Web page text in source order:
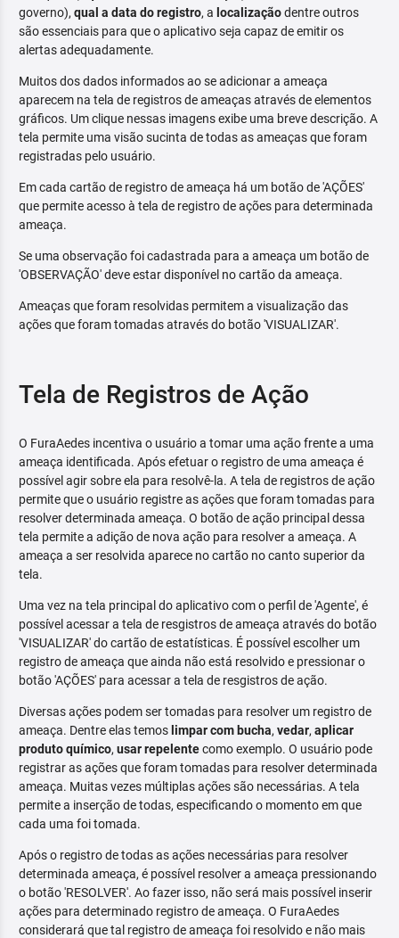
governo), qual a data do registro, a localizaçãodentre outros
são essenciais para que o aplicativo seja capaz de emitir os
alertas adequadamente.
Muitos dos dados informados ao se adicionar a ameaça
aparecem na tela de registros de ameaças através de elementos
gráficos. Um clique nessas imagens exibe uma breve descrição. A
tela permite uma visão sucinta de todas as ameaças que foram
registradas pelo usuário.
Em cada cartão de registro de ameaça há um botão de 'AÇÕES'
que permite acesso à tela de registro de ações para determinada
ameaça.
Se uma observação foi cadastrada para a ameaça um botão de
'OBSERVAÇÃO' deve estar disponível no cartão da ameaça.
Ameaças que foram resolvidas permitem a visualização das
ações que foram tomadas através do botão 'VISUALIZAR'.
Tela de Registros de Ação
O FuraAedes incentiva o usuário a tomar uma ação frente a uma
ameaça identificada. Após efetuar o registro de uma ameaça é
possível agir sobre ela para resolvê-la. A tela de registros de ação
permite que o usuário registre as ações que foram tomadas para
resolver determinada ameaça. O botão de ação principal dessa
tela permite a adição de nova ação para resolver a ameaça. A
ameaça a ser resolvida aparece no cartão no canto superior da
tela.
Uma vez na tela principal do aplicativo com o perfil de 'Agente', é
possível acessar a tela de resgistros de ameaça através do botão
'VISUALIZAR' do cartão de estatísticas. É possível escolher um
registro de ameaça que ainda não está resolvido e pressionar o
botão 'AÇÕES' para acessar a tela de resgistros de ação.
Diversas ações podem ser tomadas para resolver um registro de
ameaça. Dentre elas temos limpar com bucha, vedar, aplicar
produto químico, usar repelentecomo exemplo. O usuário pode
registrar as ações que foram tomadas para resolver determinada
ameaça. Muitas vezes múltiplas ações são necessárias. A tela
permite a inserção de todas, especificando o momento em que
cada uma foi tomada.
Após o registro de todas as ações necessárias para resolver
determinada ameaça, é possível resolver a ameaça pressionando
o botão 'RESOLVER'. Ao fazer isso, não será mais possível inserir
ações para determinado registro de ameaça. O FuraAedes
considerará que tal registro de ameaça foi resolvido e não mais